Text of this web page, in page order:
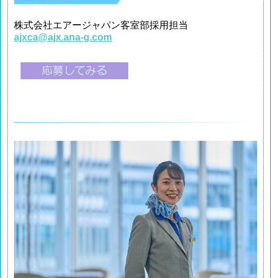
株式会社エアージャパン客室部採用担当
ajxca@ajx.ana-g.com